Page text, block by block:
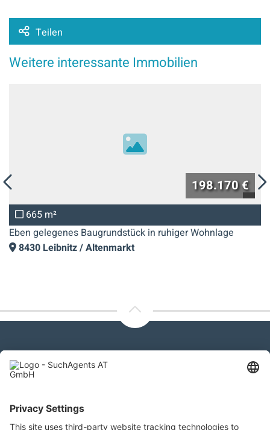
Teilen
Weitere interessante Immobilien
198.170 €
665 m²
Eben gelegenes Baugrundstück in ruhiger Wohnlage
8430 Leibnitz / Altenmarkt
Kontaktieren Sie uns
SuchAgents AT GmbH